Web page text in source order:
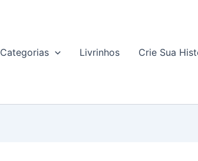
Categorias Livrinhos Crie Sua